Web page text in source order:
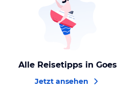
Alle Reisetipps in Goes
Jetzt ansehen